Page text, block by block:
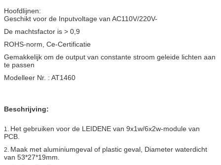
Hoofdlijnen:
Geschikt voor de Inputvoltage van AC110V/220V-
De machtsfactor is > 0,9
ROHS-norm, Ce-Certificatie
Gemakkelijk om de output van constante stroom geleide lichten aan
te passen
Modelleer Nr. : AT1460
Beschrijving:
1. Het gebruiken voor de LEIDENE van 9x1w/6x2w-module van
PCB.
2. Maak met aluminiumgeval of plastic geval, Diameter waterdicht
van 53*27*19mm.